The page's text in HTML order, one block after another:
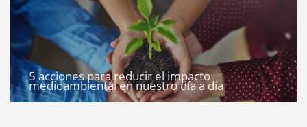
5 acciones para reducir el impacto
medioambiental en nuestro día a día